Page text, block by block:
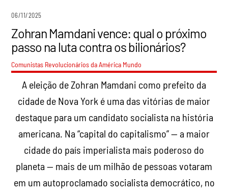
06/11/2025
Zohran Mamdani vence: qual o próximo
passo na luta contra os bilionários?
Comunistas Revolucionários da América Mundo
A eleição de Zohran Mamdani como prefeito da
cidade de Nova York é uma das vitórias de maior
destaque para um candidato socialista na história
americana. Na “capital do capitalismo” — a maior
cidade do país imperialista mais poderoso do
planeta — mais de um milhão de pessoas votaram
em um autoproclamado socialista democrático, no